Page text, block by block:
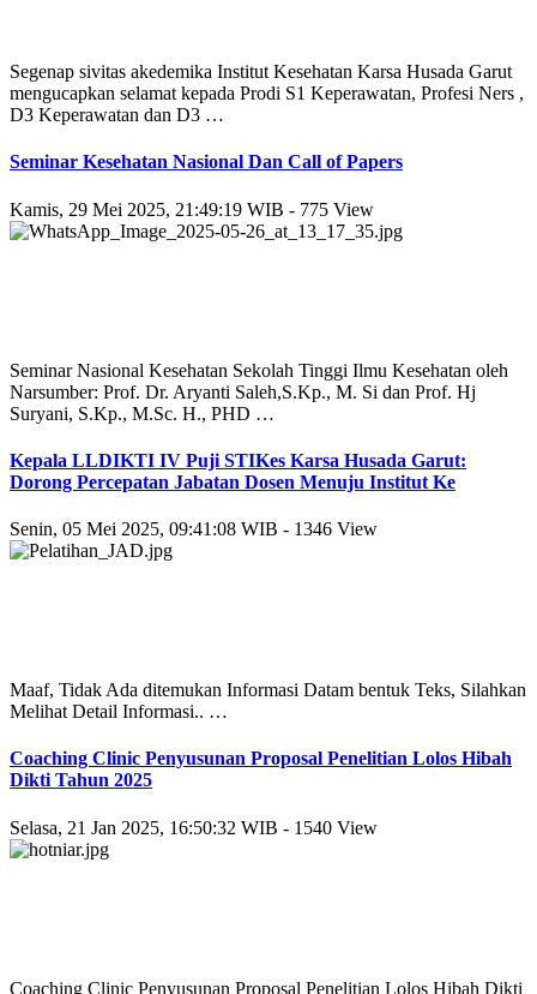
Segenap sivitas akedemika Institut Kesehatan Karsa Husada Garut
mengucapkan selamat kepada Prodi S1 Keperawatan, Profesi Ners ,
D3 Keperawatan dan D3 …
Seminar Kesehatan Nasional Dan Call of Papers
Kamis, 29 Mei 2025, 21:49:19 WIB - 775 View
Seminar Nasional Kesehatan Sekolah Tinggi Ilmu Kesehatan oleh
Narsumber: Prof. Dr. Aryanti Saleh,S.Kp., M. Si dan Prof. Hj
Suryani, S.Kp., M.Sc. H., PHD …
Kepala LLDIKTI IV Puji STIKes Karsa Husada Garut:
Dorong Percepatan Jabatan Dosen Menuju Institut Ke
Senin, 05 Mei 2025, 09:41:08 WIB - 1346 View
Maaf, Tidak Ada ditemukan Informasi Datam bentuk Teks, Silahkan
Melihat Detail Informasi.. …
Coaching Clinic Penyusunan Proposal Penelitian Lolos Hibah
Dikti Tahun 2025
Selasa, 21 Jan 2025, 16:50:32 WIB - 1540 View
Coaching Clinic Penyusunan Proposal Penelitian Lolos Hibah Dikti